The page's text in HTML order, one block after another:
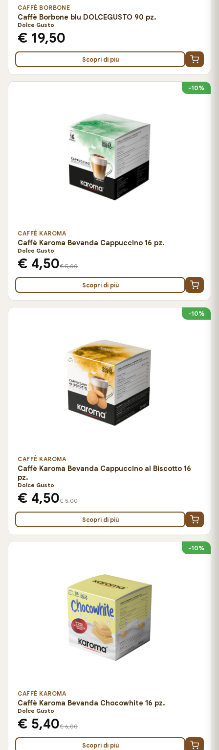
CAFFÈ BORBONE
Caffè Borbone blu DOLCEGUSTO 90 pz.
Dolce Gusto
€ 19,50
Scopri di più
-10%
CAFFÈ KAROMA
Caffè Karoma Bevanda Cappuccino 16 pz.
Dolce Gusto
€ 4,50€ 5,00
Scopri di più
-10%
CAFFÈ KAROMA
Caffè Karoma Bevanda Cappuccino al Biscotto 16
pz.
Dolce Gusto
€ 4,50€ 5,00
Scopri di più
-10%
CAFFÈ KAROMA
Caffè Karoma Bevanda Chocowhite 16 pz.
Dolce Gusto
€ 5,40€ 6,00
Scopri di più